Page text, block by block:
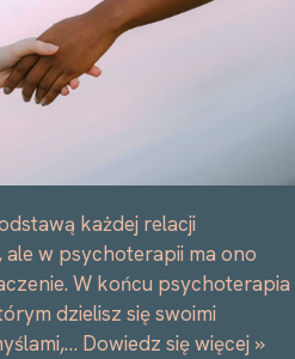
każdej relacji
ale w psychoterapii ma ono
W końcu psychoterapia
dzielisz się swoimi
Dowiedz się więcej »